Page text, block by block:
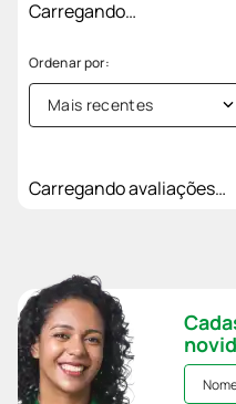
Carregando…
Mais recentes
Carregando avaliações…